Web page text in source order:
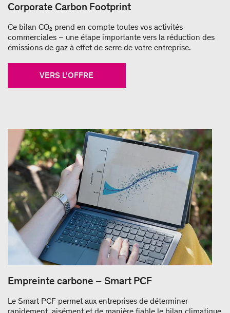
Corporate Carbon Footprint
Ce bilan CO₂ prend en compte toutes vos activités
commerciales – une étape importante vers la réduction des
émissions de gaz à effet de serre de votre entreprise.
VERS L'OFFRE
Empreinte carbone – Smart PCF
Le Smart PCF permet aux entreprises de déterminer
rapidement, aisément et de manière fiable le bilan climatique